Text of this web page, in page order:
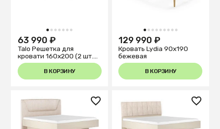
1 2 3 4 5 6 7
63 990 ₽
Talo Решетка для
кровати 160х200 (2 шт.
80х200) графит
В КОРЗИНУ
1 2 3 4 5 6 7 8 9
129 990 ₽
Кровать Lydia 90х190
бежевая
В КОРЗИНУ